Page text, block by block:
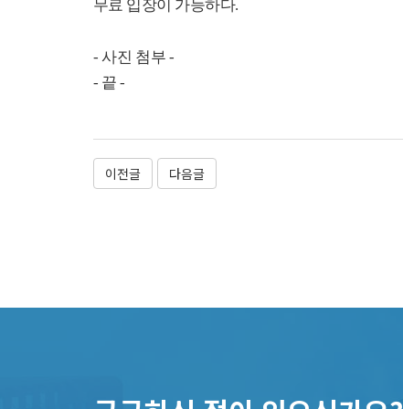
무료 입장이 가능하다.
-사진 첨부 -
- 끝-
이전글 다음글